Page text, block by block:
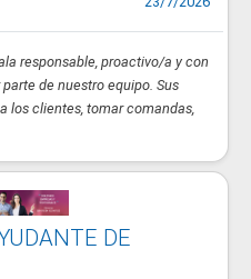
responsable, proactivo/a y con
de nuestro equipo. Sus
los clientes, tomar comandas,
DE